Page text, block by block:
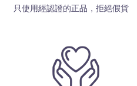
只使用經認證的正品，拒絕假貨